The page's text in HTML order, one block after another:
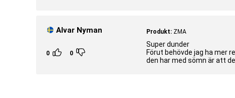
Alvar Nyman
0 0
Produkt: ZMA
Super dunder
Förut behövde jag ha mer
den har med sömn är att